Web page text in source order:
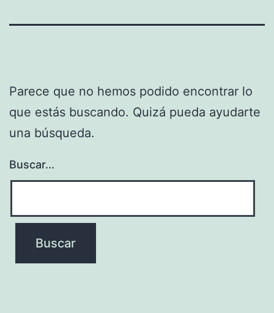
Parece que no hemos podido encontrar lo
que estás buscando. Quizá pueda ayudarte
una búsqueda.
Buscar...